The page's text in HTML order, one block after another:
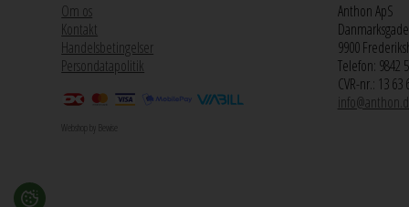
Om os
Kontakt
Handelsbetingelser
Persondatapolitik
Webshop by Bewise
Anthon ApS
9900
Telefon: 9842
CVR-nr.: 13 63